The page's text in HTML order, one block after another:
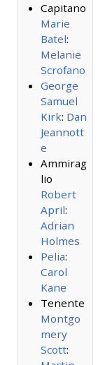
Capitano
Marie
Batel:
Melanie
Scrofano
George
Samuel
Kirk: Dan
Jeannott
e
Ammirag
lio
Robert
April:
Adrian
Holmes
Pelia:
Carol
Kane
Tenente
Montgo
mery
Scott: